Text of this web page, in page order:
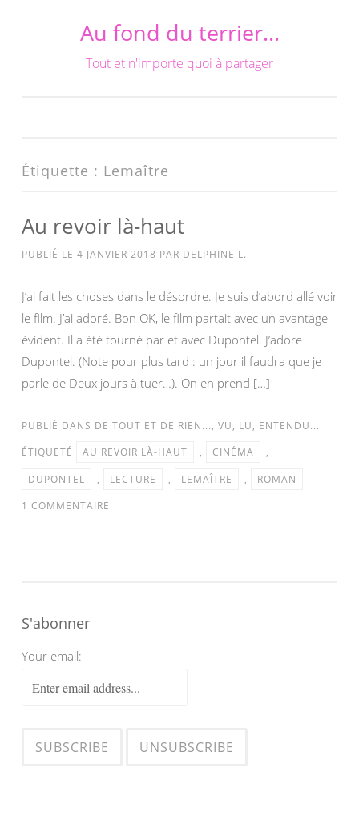
Au fond du terrier…
Tout et n'importe quoi à partager
Étiquette : Lemaître
Au revoir là-haut
PUBLIÉ LE 4 JANVIER 2018 PAR DELPHINE L.
J’ai fait les choses dans le désordre. Je suis d’abord allé voir
le film. J’ai adoré. Bon OK, le film partait avec un avantage
évident. Il a été tourné par et avec Dupontel. J’adore
Dupontel. (Note pour plus tard : un jour il faudra que je
parle de Deux jours à tuer…). On en prend […]
PUBLIÉ DANS DE TOUT ET DE RIEN..., VU, LU, ENTENDU...
ÉTIQUETÉ
AU REVOIR LÀ-HAUT , CINÉMA
,
DUPONTEL
, LECTURE , LEMAÎTRE ,
ROMAN
1 COMMENTAIRE
S'abonner
Your email: